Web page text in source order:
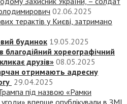
02.06.2025
терактів у Києві, затримано
будинок 19.05.2025
хореографічний
друзів» 08.05.2025
отримають адресну
29.04.2025
під назвою «‎Рамки